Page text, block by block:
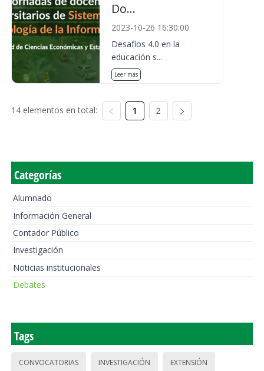
Do...
2023-10-26 16:30:00
Desafíos 4.0 en la
educación s...
Leer más
14 elementos en total: 1 2
Categorías
Alumnado
Información General
Contador Público
Investigación
Noticias institucionales
Debates
Tags
CONVOCATORIAS INVESTIGACIÓN EXTENSIÓN